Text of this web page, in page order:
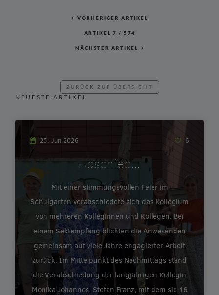
VORHERIGER ARTIKEL
ARTIKEL 7 / 574
NÄCHSTER ARTIKEL
ZURÜCK ZUR ÜBERSICHT
NEUESTE ARTIKEL
25. Jun 2026 6
Abschied…
Mit einer stimmungsvollen Feier im
Schulgarten verabschiedete sich das Kollegium
von mehreren Kolleginnen und Kollegen. Bei
einem Sektempfang blickten die Anwesenden
gemeinsam auf viele Jahre engagierter Arbeit
zurück. Im Mittelpunkt des Nachmittags stand
die Verabschiedung der langjährigen Kollegin
Monika Johannes. Stefan Franz, mit dem sie 16